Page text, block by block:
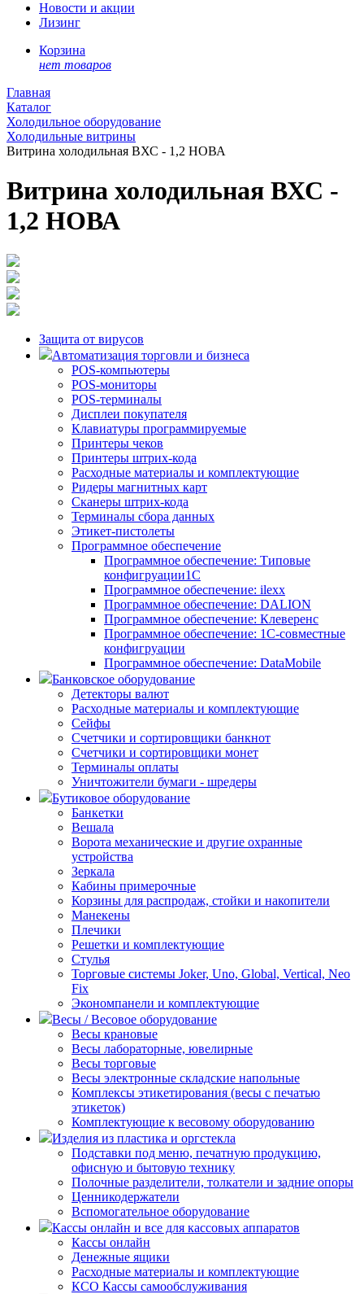
Новости и акции
Лизинг
Корзина
нет товаров
Главная
Каталог
Холодильное оборудование
Холодильные витрины
Витрина холодильная ВХС - 1,2 НОВА
Витрина холодильная ВХС -
1,2 НОВА
Защита от вирусов
Автоматизация торговли и бизнеса
POS-компьютеры
POS-мониторы
POS-терминалы
Дисплеи покупателя
Клавиатуры программируемые
Принтеры чеков
Принтеры штрих-кода
Расходные материалы и комплектующие
Ридеры магнитных карт
Сканеры штрих-кода
Терминалы сбора данных
Этикет-пистолеты
Программное обеспечение
Программное обеспечение: Типовые
конфигруации1С
Программное обеспечение: ilexx
Программное обеспечение: DALION
Программное обеспечение: Клеверенс
Программное обеспечение: 1С-совместные
конфигруации
Программное обеспечение: DataMobile
Банковское оборудование
Детекторы валют
Расходные материалы и комплектующие
Сейфы
Счетчики и сортировщики банкнот
Счетчики и сортировщики монет
Терминалы оплаты
Уничтожители бумаги - шредеры
Бутиковое оборудование
Банкетки
Вешала
Ворота механические и другие охранные
устройства
Зеркала
Кабины примерочные
Корзины для распродаж, стойки и накопители
Манекены
Плечики
Решетки и комплектующие
Стулья
Торговые системы Joker, Uno, Global, Vertical, Neo
Fix
Экономпанели и комплектующие
Весы / Весовое оборудование
Весы крановые
Весы лабораторные, ювелирные
Весы торговые
Весы электронные складские напольные
Комплексы этикетирования (весы с печатью
этикеток)
Комплектующие к весовому оборудованию
Изделия из пластика и оргстекла
Подставки под меню, печатную продукцию,
офисную и бытовую технику
Полочные разделители, толкатели и задние опоры
Ценникодержатели
Вспомогательное оборудование
Кассы онлайн и все для кассовых аппаратов
Кассы онлайн
Денежные ящики
Расходные материалы и комплектующие
КСО Кассы самообслуживания